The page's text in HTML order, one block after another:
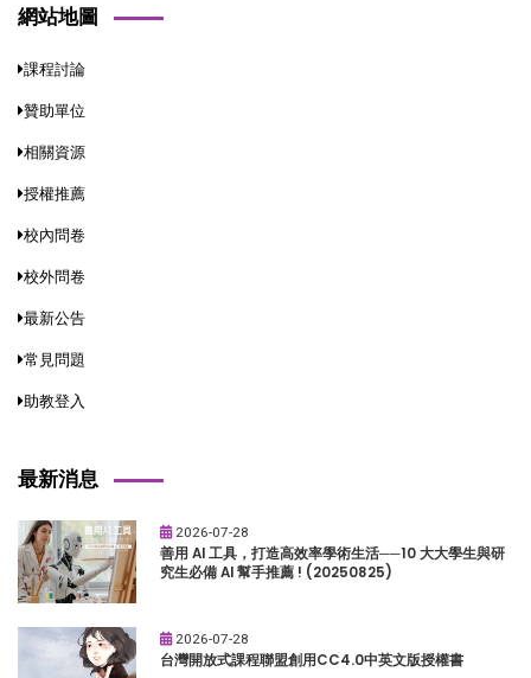
網站地圖
課程討論
贊助單位
相關資源
授權推薦
校內問卷
校外問卷
最新公告
常見問題
助教登入
最新消息
2026-07-28
善用 AI 工具，打造高效率學術生活──10 大大學生與研
究生必備 AI 幫手推薦 ! (20250825)
2026-07-28
台灣開放式課程聯盟創用CC4.0中英文版授權書